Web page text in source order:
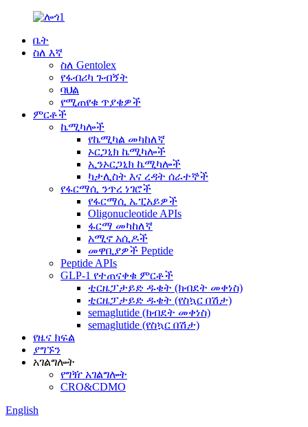
ቤት
ስለ እኛ
ስለ Gentolex
የፋብሪካ ጉብኝት
ባህል
የሚጠየቁ ጥያቄዎች
ምርቶች
ኬሚካሎች
የኬሚካል መካከለኛ
ኦርጋኒክ ኬሚካሎች
ኢንኦርጋኒክ ኬሚካሎች
ካታሊስት እና ረዳት ሰራተኞች
የፋርማሲ ንጥረ ነገሮች
የፋርማሲ ኤፒአይዎች
Oligonucleotide APIs
ፋርማ መካከለኛ
አሚኖ አሲዶች
መዋቢያዎች Peptide
Peptide APIs
GLP-1 የተጠናቀቁ ምርቶች
ቲርዜፓታይድ ዱቄት (ክብደት መቀነስ)
ቲርዜፓታይድ ዱቄት (የስኳር በሽታ)
semaglutide (ክብደት መቀነስ)
semaglutide (የስኳር በሽታ)
የዜና ክፍል
ያግኙን
አገልግሎት
የግዥ አገልግሎት
CRO&CDMO
English